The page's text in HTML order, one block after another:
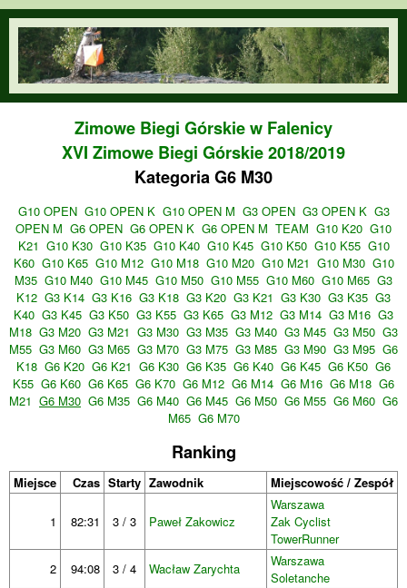
Przejdź do treści
orienteering.waw.pl
Zimowe Biegi Górskie w Falenicy
XVI Zimowe Biegi Górskie 2018/2019
Kategoria G6 M30
G10 OPEN G10 OPEN K G10 OPEN M G3 OPEN G3 OPEN K G3
OPEN M G6 OPEN G6 OPEN K G6 OPEN M TEAM G10 K20 G10
K21 G10 K30 G10 K35 G10 K40 G10 K45 G10 K50 G10 K55 G10
K60 G10 K65 G10 M12 G10 M18 G10 M20 G10 M21 G10 M30 G10
M35 G10 M40 G10 M45 G10 M50 G10 M55 G10 M60 G10 M65 G3
K12 G3 K14 G3 K16 G3 K18 G3 K20 G3 K21 G3 K30 G3 K35 G3
K40 G3 K45 G3 K50 G3 K55 G3 K65 G3 M12 G3 M14 G3 M16 G3
M18 G3 M20 G3 M21 G3 M30 G3 M35 G3 M40 G3 M45 G3 M50 G3
M55 G3 M60 G3 M65 G3 M70 G3 M75 G3 M85 G3 M90 G3 M95 G6
K18 G6 K20 G6 K21 G6 K30 G6 K35 G6 K40 G6 K45 G6 K50 G6
K55 G6 K60 G6 K65 G6 K70 G6 M12 G6 M14 G6 M16 G6 M18 G6
M21 G6 M30 G6 M35 G6 M40 G6 M45 G6 M50 G6 M55 G6 M60 G6
M65 G6 M70
Ranking
Miejsce Czas Starty Zawodnik Miejscowość / Zespół
1 82:31 3 / 3 Paweł Zakowicz
Warszawa
Zak Cyclist
TowerRunner
2
94:08 3 / 4 Wacław Zarychta
Warszawa
Soletanche